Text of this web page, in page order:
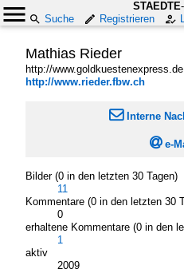
STAEDTE
Suche
Registrieren
Mathias Rieder
http://
http://www.rieder.fbw.ch
 Interne
e-
Bilder (0 in den letzten 30 Tagen)
11
Kommentare (0 in den letzten 30
0
erhaltene Kommentare (0 in den
1
aktiv
2009